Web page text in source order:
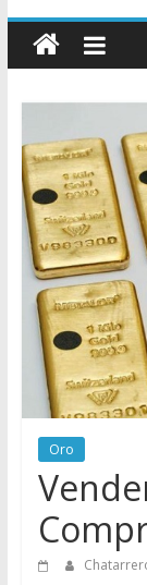
–
de
Directorio
de
Chatarreros
para
vender
Chatarra
Oro